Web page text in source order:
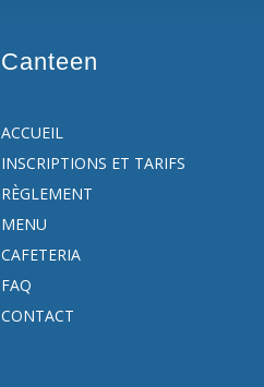
Canteen
ACCUEIL
INSCRIPTIONS ET TARIFS
RÈGLEMENT
MENU
CAFETERIA
FAQ
CONTACT